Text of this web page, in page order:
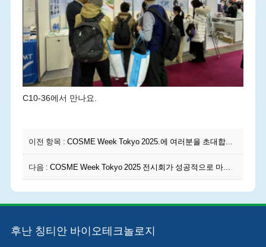
C10-36에서 만나요.
이전 항목 : COSME Week Tokyo 2025.에 여러분을 초대합니다 ‌
다음 : COSME Week Tokyo 2025 전시회가 성공적으로 마무리되었습니다.
후난 칭티안 바이오테크놀로지